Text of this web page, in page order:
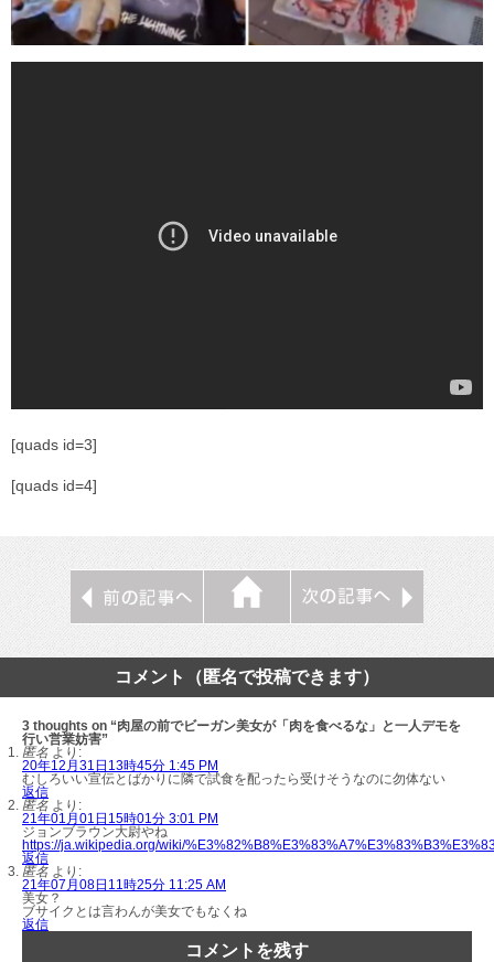
[quads id=3]
[quads id=4]
コメント（匿名で投稿できます）
3 thoughts on “肉屋の前でビーガン美女が「肉を食べるな」と一人デモを
行い営業妨害”
匿名 より:
20年12月31日13時45分 1:45 PM
むしろいい宣伝とばかりに隣で試食を配ったら受けそうなのに勿体ない
返信
匿名 より:
21年01月01日15時01分 3:01 PM
ジョンブラウン大尉やね
https://ja.wikipedia.org/wiki/
返信
匿名 より:
21年07月08日11時25分 11:25 AM
美女？
ブサイクとは言わんが美女でもなくね
返信
コメントを残す